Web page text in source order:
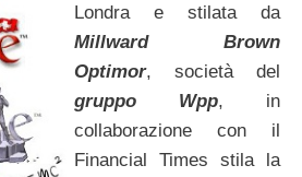
Londra e stilata da
Millward Brown
Optimor, società del
gruppo Wpp, in
collaborazione con il
Financial Times stila la